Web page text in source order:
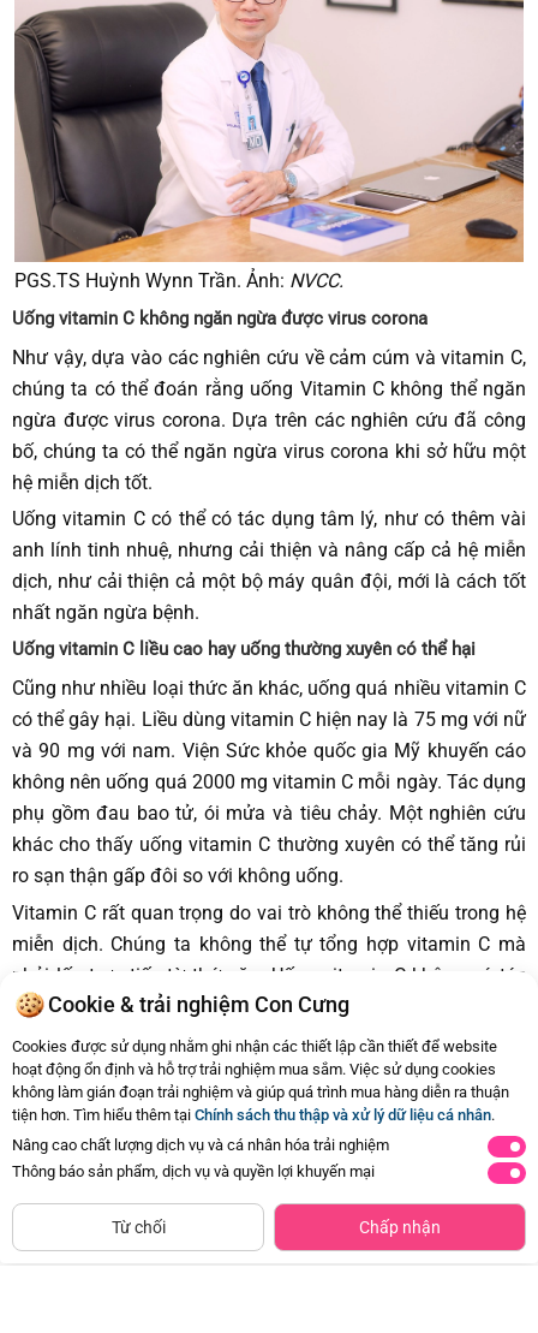
PGS.TS Huỳnh Wynn Trần. Ảnh: NVCC.
Uống vitamin C không ngăn ngừa được virus corona
Như vậy, dựa vào các nghiên cứu về cảm cúm và vitamin C,
chúng ta có thể đoán rằng uống Vitamin C không thể ngăn
ngừa được virus corona. Dựa trên các nghiên cứu đã công
bố, chúng ta có thể ngăn ngừa virus corona khi sở hữu một
hệ miễn dịch tốt.
Uống vitamin C có thể có tác dụng tâm lý, như có thêm vài
anh lính tinh nhuệ, nhưng cải thiện và nâng cấp cả hệ miễn
dịch, như cải thiện cả một bộ máy quân đội, mới là cách tốt
nhất ngăn ngừa bệnh.
Uống vitamin C liều cao hay uống thường xuyên có thể hại
Cũng như nhiều loại thức ăn khác, uống quá nhiều vitamin C
có thể gây hại. Liều dùng vitamin C hiện nay là 75 mg với nữ
và 90 mg với nam. Viện Sức khỏe quốc gia Mỹ khuyến cáo
không nên uống quá 2000 mg vitamin C mỗi ngày. Tác dụng
phụ gồm đau bao tử, ói mửa và tiêu chảy. Một nghiên cứu
khác cho thấy uống vitamin C thường xuyên có thể tăng rủi
ro sạn thận gấp đôi so với không uống.
Vitamin C rất quan trọng do vai trò không thể thiếu trong hệ
miễn dịch. Chúng ta không thể tự tổng hợp vitamin C mà
phải lấy trực tiếp từ thức ăn. Uống vitamin C không có tác
dụng ngăn ngừa virus corona, cảm cúm, hay ung thư.
Vitamin C tốt nhất được lấy từ trái cây, rau quả tươi (cam,
táo, bưởi..) thay vì uống viên vitamin C.
Nguồn tin: Zing
Cookie & trải nghiệm Con Cưng
Cookies được sử dụng nhằm ghi nhận các thiết lập cần thiết để website
hoạt động ổn định và hỗ trợ trải nghiệm mua sắm. Việc sử dụng cookies
không làm gián đoạn trải nghiệm và giúp quá trình mua hàng diễn ra thuận
tiện hơn. Tìm hiểu thêm tại Chính sách thu thập và xử lý dữ liệu cá nhân.
Nâng cao chất lượng dịch vụ và cá nhân hóa trải nghiệm
Thông báo sản phẩm, dịch vụ và quyền lợi khuyến mại
Từ chối Chấp nhận